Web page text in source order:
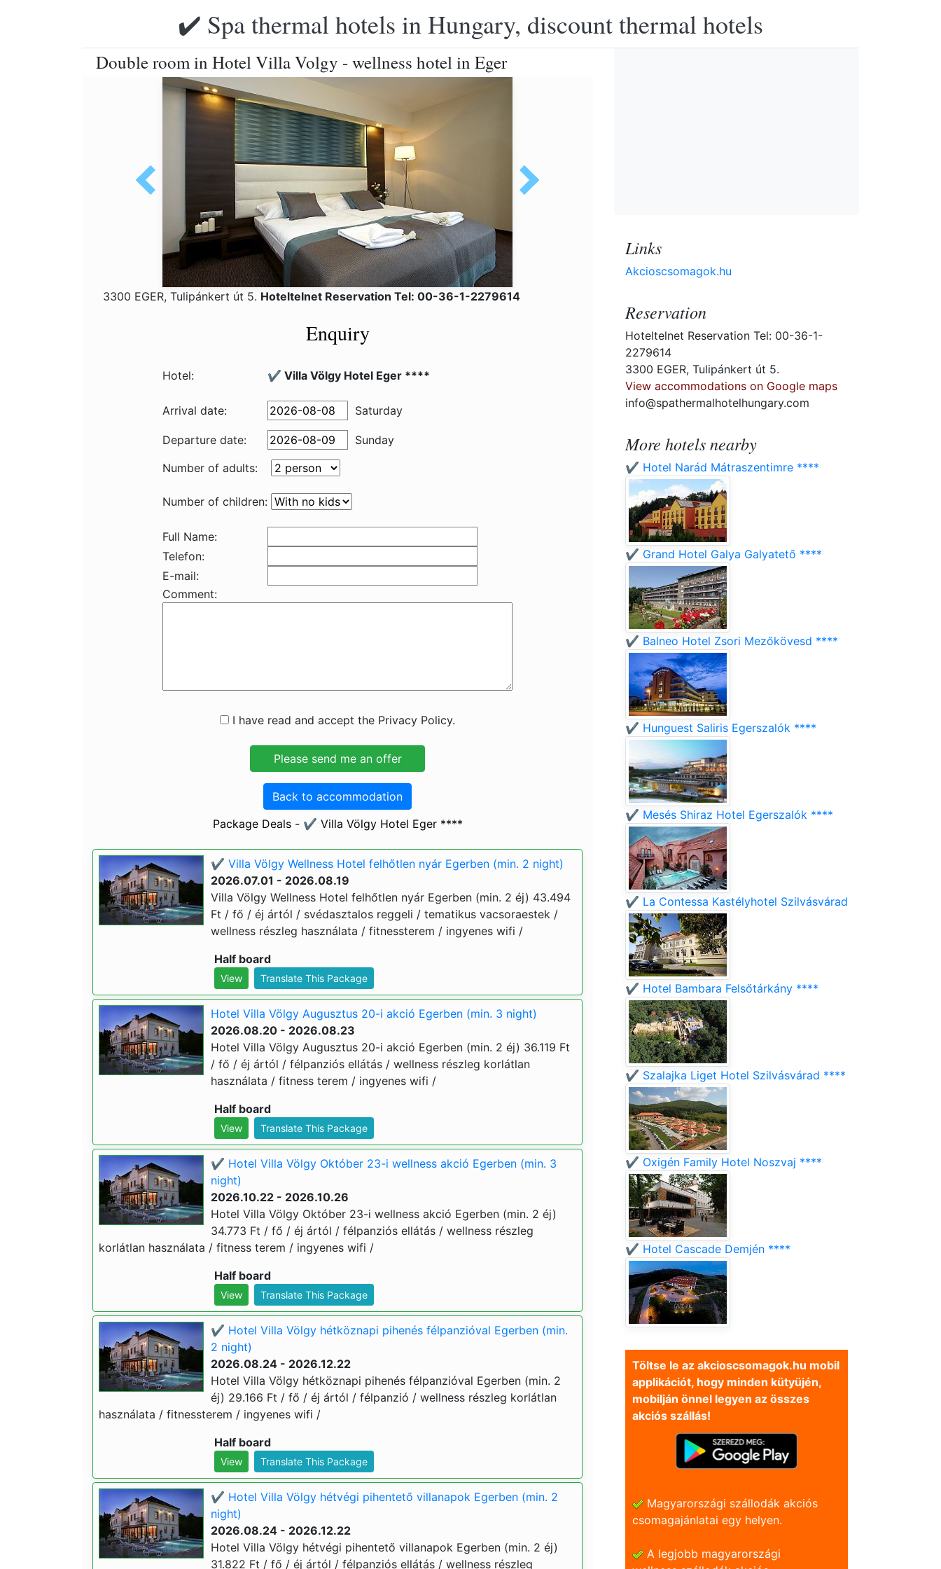
✔️ Spa thermal hotels in Hungary, discount thermal hotels
Double room in Hotel Villa Volgy - wellness hotel in Eger
3300 EGER, Tulipánkert út 5. Hoteltelnet Reservation Tel: 00-36-1-2279614
Enquiry
Hotel: ✔️ Villa Völgy Hotel Eger ****
Arrival date: Saturday
Departure date:
Sunday
Number of adults:
Number of children:
Full Name:
Telefon:
E-mail:
Comment:
I have read and accept the Privacy Policy.
Back to accommodation
Package Deals - ✔️ Villa Völgy Hotel Eger ****
✔️ Villa Völgy Wellness Hotel felhőtlen nyár Egerben (min. 2 night)
2026.07.01 - 2026.08.19
Villa Völgy Wellness Hotel felhőtlen nyár Egerben (min. 2 éj) 43.494
Ft / fő / éj ártól / svédasztalos reggeli / tematikus vacsoraestek /
wellness részleg használata / fitnessterem / ingyenes wifi /
Half board
View Translate This Package
Hotel Villa Völgy Augusztus 20-i akció Egerben (min. 3 night)
2026.08.20 - 2026.08.23
Hotel Villa Völgy Augusztus 20-i akció Egerben (min. 2 éj) 36.119 Ft
/ fő / éj ártól / félpanziós ellátás / wellness részleg korlátlan
használata / fitness terem / ingyenes wifi /
Half board
View Translate This Package
✔️ Hotel Villa Völgy Október 23-i wellness akció Egerben (min. 3
night)
2026.10.22 - 2026.10.26
Hotel Villa Völgy Október 23-i wellness akció Egerben (min. 2 éj)
34.773 Ft / fő / éj ártól / félpanziós ellátás / wellness részleg
korlátlan használata / fitness terem / ingyenes wifi /
Half board
View Translate This Package
✔️ Hotel Villa Völgy hétköznapi pihenés félpanzióval Egerben (min.
2 night)
2026.08.24 - 2026.12.22
Hotel Villa Völgy hétköznapi pihenés félpanzióval Egerben (min. 2
éj) 29.166 Ft / fő / éj ártól / félpanzió / wellness részleg korlátlan
használata / fitnessterem / ingyenes wifi /
Half board
View Translate This Package
✔️ Hotel Villa Völgy hétvégi pihentető villanapok Egerben (min. 2
night)
2026.08.24 - 2026.12.22
Hotel Villa Völgy hétvégi pihentető villanapok Egerben (min. 2 éj)
31.822 Ft / fő / éj ártól / félpanziós ellátás / wellness részleg
Links
Akcioscsomagok.hu
Reservation
Hoteltelnet Reservation Tel: 00-36-1-
2279614
3300 EGER, Tulipánkert út 5.
View accommodations on Google maps
info@spathermalhotelhungary.com
More hotels nearby
✔️ Hotel Narád Mátraszentimre ****
✔️ Grand Hotel Galya Galyatető ****
✔️ Balneo Hotel Zsori Mezőkövesd ****
✔️ Hunguest Saliris Egerszalók ****
✔️ Mesés Shiraz Hotel Egerszalók ****
✔️ La Contessa Kastélyhotel Szilvásvárad
✔️ Hotel Bambara Felsőtárkány ****
✔️ Szalajka Liget Hotel Szilvásvárad ****
✔️ Oxigén Family Hotel Noszvaj ****
✔️ Hotel Cascade Demjén ****
Töltse le az akcioscsomagok.hu mobil
applikációt, hogy minden kütyüjén,
mobilján önnel legyen az összes
akciós szállás!
Magyarországi szállodák akciós
csomagajánlatai egy helyen.
A legjobb magyarországi